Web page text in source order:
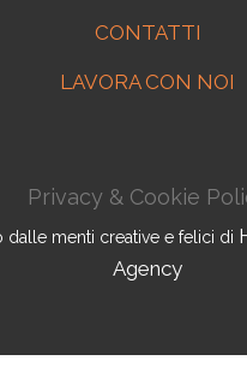
CONTATTI
LAVORA CON NOI
Privacy & Cookie
dalle menti creative e felici di
Agency